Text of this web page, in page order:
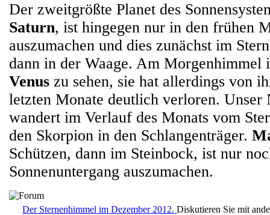
Der zweitgrößte Planet des
Saturn, ist hingegen nur in den frühen
auszumachen und dies zunächst im
dann in der Waage. Am Morgenhimmel
Venus zu sehen, sie hat allerdings von
letzten Monate deutlich verloren.
wandert im Verlauf des Monats vom
den Skorpion in den Schlangenträger.
Schützen, dann im Steinbock, ist nur
Sonnenuntergang auszumachen.
Der Sternenhimmel im Dezember 2012. Diskutieren Sie mit